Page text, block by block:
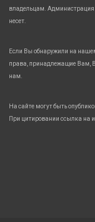
владельцам. Администрация
несет.
Если Вы обнаружили на
права, принадлежащие Вам,
нам.
На сайте могут быть
При цитировании ссылка на